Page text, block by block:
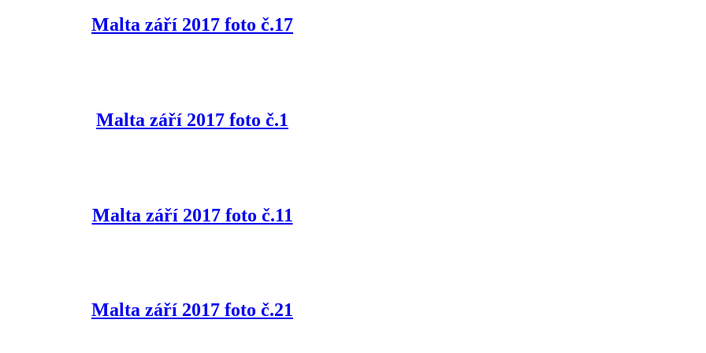
Malta září 2017 foto č.17
Malta září 2017 foto č.1
Malta září 2017 foto č.11
Malta září 2017 foto č.21